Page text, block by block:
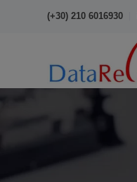
(+30) 210 6016930